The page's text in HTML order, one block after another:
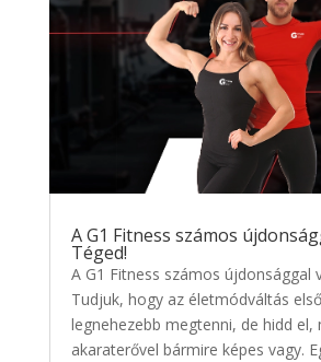
A G1 Fitness számos
Téged!
A G1 Fitness számos újdonsággal
Tudjuk, hogy az életmódváltás
legnehezebb megtenni, de hidd el,
akaraterővel bármire képes vagy.